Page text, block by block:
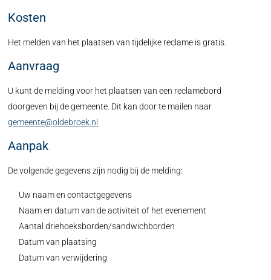
Kosten
Het melden van het plaatsen van tijdelijke reclame is gratis.
Aanvraag
U kunt de melding voor het plaatsen van een reclamebord
doorgeven bij de gemeente. Dit kan door te mailen naar
gemeente@oldebroek.nl
Aanpak
De volgende gegevens zijn nodig bij de melding:
Uw naam en contactgegevens
Naam en datum van de activiteit of het evenement
Aantal driehoeksborden/sandwichborden
Datum van plaatsing
Datum van verwijdering